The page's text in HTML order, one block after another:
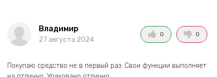
Владимир
27 августа 2024
0 0
Покупаю средство не в первый раз. Свои функции выполняет